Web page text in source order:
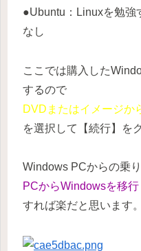
●Ubuntu：Linuxを勉強
なし
ここでは購入した
するので
DVDまたはイメージか
を選択して【続行】を
Windows PCからの乗
PCからWindowsを移行
すれば楽だと思います。